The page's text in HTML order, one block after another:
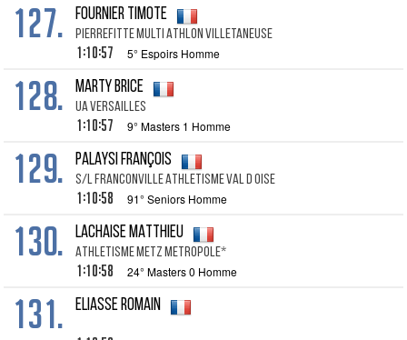
127. FOURNIER TIMOTE
PIERREFITTE MULTI ATHLON VILLETANEUSE
1:10:57 5° Espoirs Homme
128. MARTY BRICE
UA VERSAILLES
1:10:57 9° Masters 1 Homme
129. PALAYSI FRANÇOIS
S/L FRANCONVILLE ATHLETISME VAL D OISE
1:10:58 91° Seniors Homme
130. LACHAISE MATTHIEU
ATHLETISME METZ METROPOLE*
1:10:58 24° Masters 0 Homme
131. ELIASSE ROMAIN